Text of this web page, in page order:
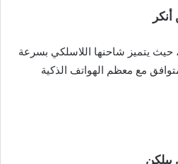
حيث يتميز شاحنها اللاسلكي بسرعة
وات، وهو متوافق مع معظم الهواتف الذكية